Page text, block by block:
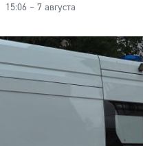
15:06 – 7 августа